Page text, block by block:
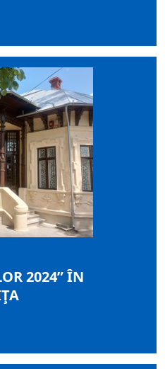
2024” ÎN